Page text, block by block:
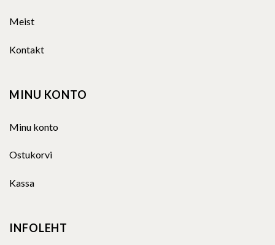
Meist
Kontakt
MINU KONTO
Minu konto
Ostukorvi
Kassa
INFOLEHT